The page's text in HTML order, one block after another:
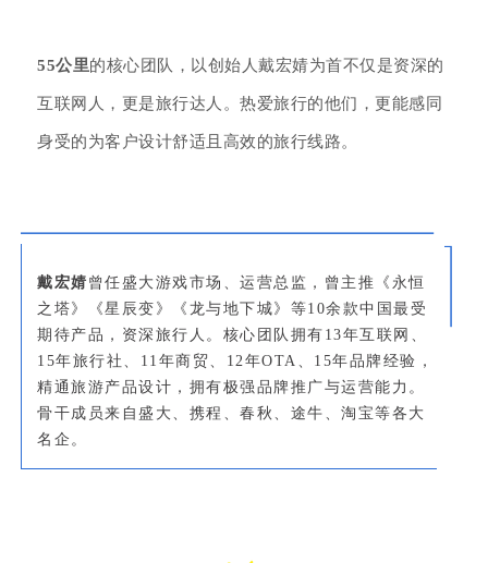
55公里的核心团队，以创始人戴宏婧为首不仅是资深的
互联网人，更是旅行达人。热爱旅行的他们，更能感同
身受的为客户设计舒适且高效的旅行线路。
戴宏婧 曾任盛大游戏市场、运营总监，曾主推《永恒
之塔》《星辰变》《龙与地下城》等10余款中国最受
期待产品，资深旅行人。核心团队拥有13年互联网、
15年旅行社、11年商贸、12年OTA、15年品牌经验，
精通旅游产品设计，拥有极强品牌推广与运营能力。
骨干成员来自盛大、携程、春秋、途牛、淘宝等各大
名企。